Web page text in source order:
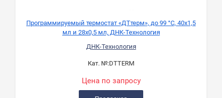
Программируемый термостат «ДТтерм», до 99 °C, 40х1,5
мл и 28х0,5 мл, ДНК-Технология
ДНК-Технология
Кат. №:DTTERM
Цена по запросу